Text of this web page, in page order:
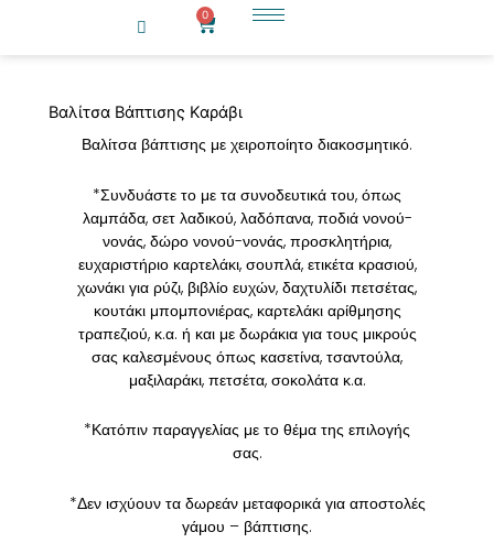
0
Cart
Βαλίτσα Βάπτισης Καράβι
Βαλίτσα βάπτισης με χειροποίητο διακοσμητικό.
*Συνδυάστε το με τα συνοδευτικά του, όπως
λαμπάδα, σετ λαδικού, λαδόπανα, ποδιά νονού-
νονάς, δώρο νονού-νονάς, προσκλητήρια,
ευχαριστήριο καρτελάκι, σουπλά, ετικέτα κρασιού,
χωνάκι για ρύζι, βιβλίο ευχών, δαχτυλίδι πετσέτας,
κουτάκι μπομπονιέρας, καρτελάκι αρίθμησης
τραπεζιού, κ.α. ή και με δωράκια για τους μικρούς
σας καλεσμένους όπως κασετίνα, τσαντούλα,
μαξιλαράκι, πετσέτα, σοκολάτα κ.α.
*Κατόπιν παραγγελίας με το θέμα της επιλογής
σας.
*Δεν ισχύουν τα δωρεάν μεταφορικά για αποστολές
γάμου – βάπτισης.